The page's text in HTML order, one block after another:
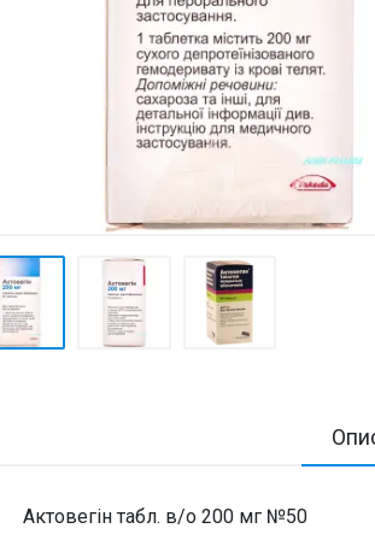
Товари для дому ›
Косметика CODERMA KIDS
Актовегін табл. в/о 200 мг №50